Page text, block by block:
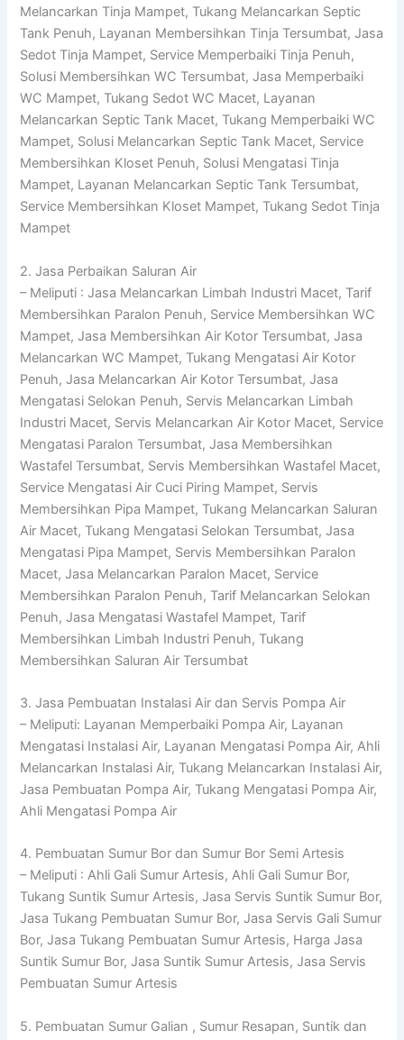
Melancarkan Tinja Mampet, Tukang Melancarkan Septic
Tank Penuh, Layanan Membersihkan Tinja Tersumbat, Jasa
Sedot Tinja Mampet, Service Memperbaiki Tinja Penuh,
Solusi Membersihkan WC Tersumbat, Jasa Memperbaiki
WC Mampet, Tukang Sedot WC Macet, Layanan
Melancarkan Septic Tank Macet, Tukang Memperbaiki WC
Mampet, Solusi Melancarkan Septic Tank Macet, Service
Membersihkan Kloset Penuh, Solusi Mengatasi Tinja
Mampet, Layanan Melancarkan Septic Tank Tersumbat,
Service Membersihkan Kloset Mampet, Tukang Sedot Tinja
Mampet
2. Jasa Perbaikan Saluran Air
– Meliputi : Jasa Melancarkan Limbah Industri Macet, Tarif
Membersihkan Paralon Penuh, Service Membersihkan WC
Mampet, Jasa Membersihkan Air Kotor Tersumbat, Jasa
Melancarkan WC Mampet, Tukang Mengatasi Air Kotor
Penuh, Jasa Melancarkan Air Kotor Tersumbat, Jasa
Mengatasi Selokan Penuh, Servis Melancarkan Limbah
Industri Macet, Servis Melancarkan Air Kotor Macet, Service
Mengatasi Paralon Tersumbat, Jasa Membersihkan
Wastafel Tersumbat, Servis Membersihkan Wastafel Macet,
Service Mengatasi Air Cuci Piring Mampet, Servis
Membersihkan Pipa Mampet, Tukang Melancarkan Saluran
Air Macet, Tukang Mengatasi Selokan Tersumbat, Jasa
Mengatasi Pipa Mampet, Servis Membersihkan Paralon
Macet, Jasa Melancarkan Paralon Macet, Service
Membersihkan Paralon Penuh, Tarif Melancarkan Selokan
Penuh, Jasa Mengatasi Wastafel Mampet, Tarif
Membersihkan Limbah Industri Penuh, Tukang
Membersihkan Saluran Air Tersumbat
3. Jasa Pembuatan Instalasi Air dan Servis Pompa Air
– Meliputi: Layanan Memperbaiki Pompa Air, Layanan
Mengatasi Instalasi Air, Layanan Mengatasi Pompa Air, Ahli
Melancarkan Instalasi Air, Tukang Melancarkan Instalasi Air,
Jasa Pembuatan Pompa Air, Tukang Mengatasi Pompa Air,
Ahli Mengatasi Pompa Air
4. Pembuatan Sumur Bor dan Sumur Bor Semi Artesis
– Meliputi : Ahli Gali Sumur Artesis, Ahli Gali Sumur Bor,
Tukang Suntik Sumur Artesis, Jasa Servis Suntik Sumur Bor,
Jasa Tukang Pembuatan Sumur Bor, Jasa Servis Gali Sumur
Bor, Jasa Tukang Pembuatan Sumur Artesis, Harga Jasa
Suntik Sumur Bor, Jasa Suntik Sumur Artesis, Jasa Servis
Pembuatan Sumur Artesis
5. Pembuatan Sumur Galian , Sumur Resapan, Suntik dan